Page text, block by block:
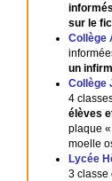
sur le
Collège
un
Collège
4
élèves
plaque
moelle
Lycée
3 classe